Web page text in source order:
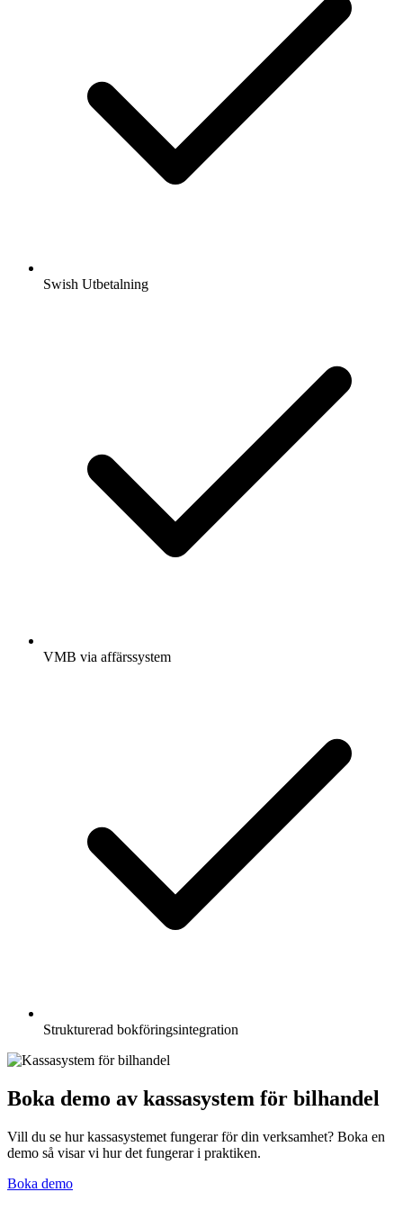
Swish Utbetalning
VMB via affärssystem
Strukturerad bokföringsintegration
Boka demo av kassasystem för bilhandel
Vill du se hur kassasystemet fungerar för din verksamhet? Boka en
demo så visar vi hur det fungerar i praktiken.
Boka demo